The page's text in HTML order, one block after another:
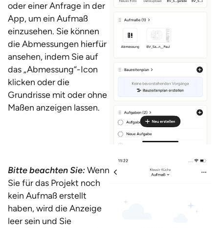
oder einer Anfrage in der
App, um ein Aufmaß
einzusehen. Sie können
die Abmessungen hierfür
ansehen, indem Sie auf
das „Abmessung“-Icon
klicken oder die
Grundrisse mit oder ohne
Maßen anzeigen lassen.
Bitte beachten Sie:Wenn
Sie für das Projekt noch
kein Aufmaß erstellt
haben, wird die Anzeige
leer sein und Sie